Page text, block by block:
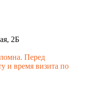
2Б
Перед
и время визита по